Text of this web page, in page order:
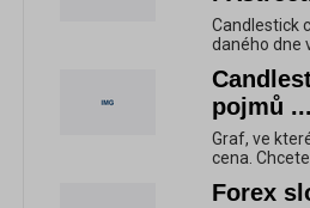
Candlestick
daného dne
pojmů ...
Graf, ve
cena.
Forex